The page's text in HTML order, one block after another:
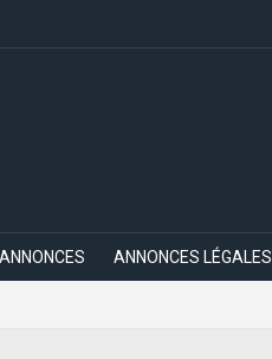
ANNONCES LÉGALES